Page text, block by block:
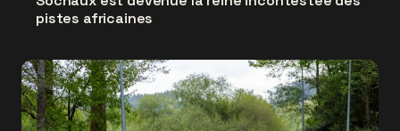
pistes africaines